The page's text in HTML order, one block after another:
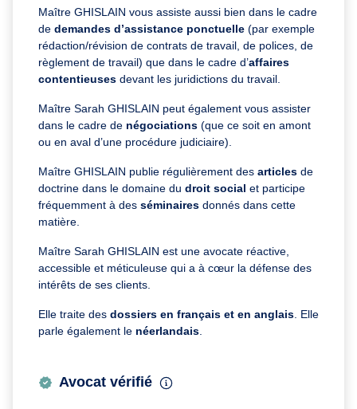
Maître GHISLAIN vous assiste aussi bien dans le cadre
de demandes d’assistance ponctuelle (par exemple
rédaction/révision de contrats de travail, de polices, de
règlement de travail) que dans le cadre d’affaires
contentieuses devant les juridictions du travail.
Maître Sarah GHISLAIN peut également vous assister
dans le cadre de négociations (que ce soit en amont
ou en aval d’une procédure judiciaire).
Maître GHISLAIN publie régulièrement des articles de
doctrine dans le domaine du droit social et participe
fréquemment à des séminaires donnés dans cette
matière.
Maître Sarah GHISLAIN est une avocate réactive,
accessible et méticuleuse qui a à cœur la défense des
intérêts de ses clients.
Elle traite des dossiers en français et en anglais. Elle
parle également le néerlandais.
Avocat vérifié